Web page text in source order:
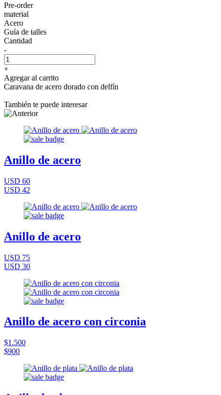
Pre-order
material
Acero
Guía de talles
Cantidad
-
+
Agregar al carrito
Caravana de acero dorado con delfín
También te puede interesar
Anillo de acero
USD 60
USD 42
Anillo de acero
USD 75
USD 30
Anillo de acero con circonia
$1.500
$900